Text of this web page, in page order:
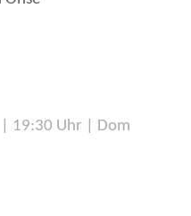
| 19:30 Uhr | Dom